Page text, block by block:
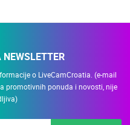
o LiveCamCroatia. (e-mail
promotivnih ponuda i novosti, nije